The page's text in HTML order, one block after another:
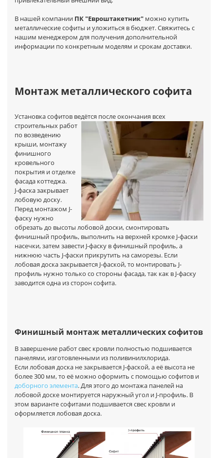
В нашей компании ПК "Евроштакетник" можно купить
металлические софиты и уложиться в бюджет. Свяжитесь с
нашим менеджером для получения дополнительной
информации по конкретным моделям и срокам доставки.
Монтаж металлического софита
Установка софитов ведётся после окончания всех
строительных работ
по возведению
крыши, монтажу
финишного
кровельного
покрытия и отделке
фасада коттеджа.
J-фаска закрывает
лобовую доску.
Перед монтажом J-
фаску нужно
обрезать до высоты лобовой доски, смонтировать
финишный профиль, выполнить на верхней кромке J-фаски
насечки, затем завести J-фаску в финишный профиль, а
нижнюю часть J-фаски прикрутить на саморезы. Если
лобовая доска закрывается J-фаской, то монтировать J-
профиль нужно только со стороны фасада, так как в J-фаску
заводится одна из сторон софита.
Финишный монтаж металлических софитов
В завершение работ свес кровли полностью подшивается
панелями, изготовленными из поливинилхлорида.
Если лобовая доска не закрывается J-фаской, а её высота не
более 300 мм, то её можно оформить с помощью софитов и
доборного элемента. Для этого до монтажа панелей на
лобовой доске монтируется наружный угол и J-профиль. В
этом варианте софитами подшивается свес кровли и
оформляется лобовая доска.